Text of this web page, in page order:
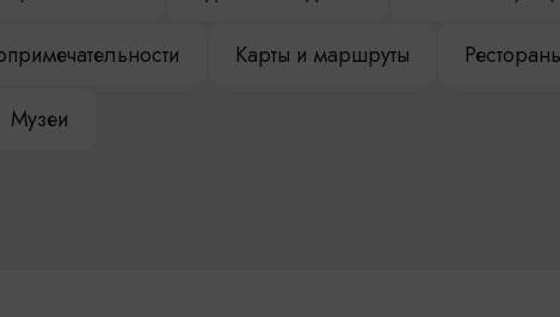
Карты и маршруты
Музеи